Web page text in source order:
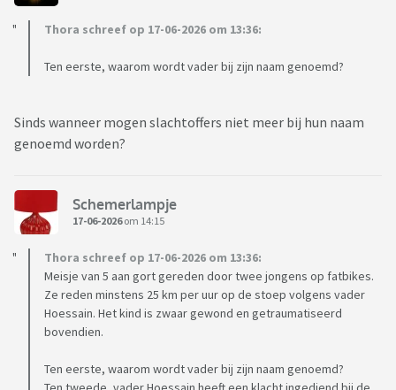
Thora schreef op 17-06-2026 om 13:36:
Ten eerste, waarom wordt vader bij zijn naam genoemd?
Sinds wanneer mogen slachtoffers niet meer bij hun naam
genoemd worden?
Schemerlampje
17-06-2026om 14:15
Thora schreef op 17-06-2026 om 13:36:
Meisje van 5 aan gort gereden door twee jongens op fatbikes.
Ze reden minstens 25 km per uur op de stoep volgens vader
Hoessain. Het kind is zwaar gewond en getraumatiseerd
bovendien.
Ten eerste, waarom wordt vader bij zijn naam genoemd?